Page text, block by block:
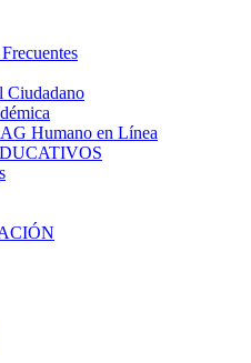
Ciudadano
Humano en Línea